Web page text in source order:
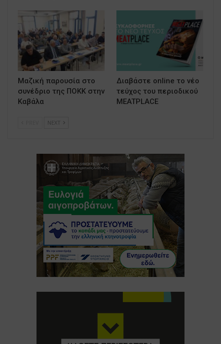
Μαζική παρουσία στο
συνέδριο της ΠΟΚΚ στην
Καβάλα
Διαβάστε online το νέο
τεύχος του περιοδικού
MEATPLACE
NEXT